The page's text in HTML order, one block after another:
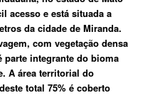
acesso e está situada a
da cidade de Miranda.
com vegetação densa
parte integrante do bioma
A área territorial do
total 75% é coberto